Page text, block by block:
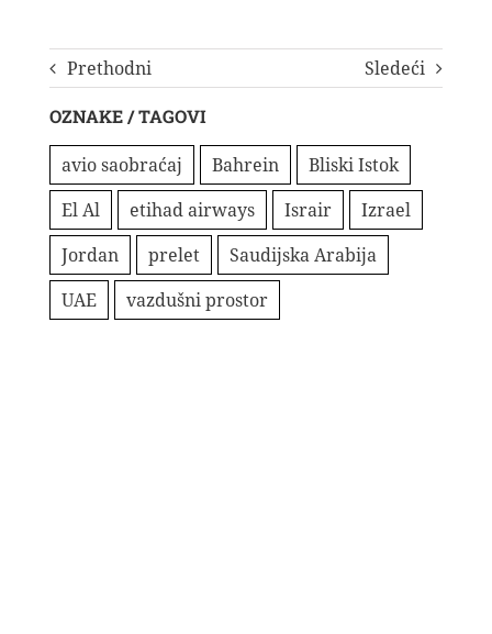
Prethodni Sledeći
OZNAKE / TAGOVI
avio saobraćaj Bahrein
Bliski Istok
El Al
etihad airways Israir
Izrael
Jordan
prelet
Saudijska Arabija
UAE
vazdušni prostor